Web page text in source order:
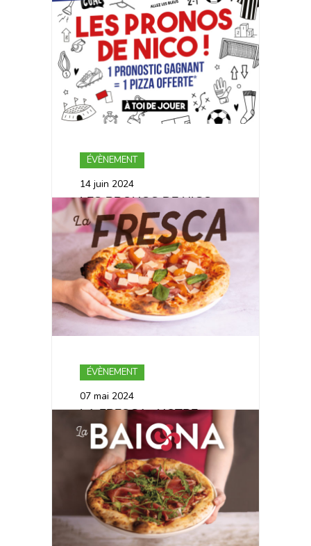
RETOUR CET ÉTÉ ☀️
ÉVÈNEMENT
14 juin 2024
LES PRONOS DE NICO :
LE JEU DIGITAL DE L’ÉTÉ
POUR L’EURO 2024 !
ÉVÈNEMENT
07 mai 2024
LA FRESCA : NOTRE
NOUVELLE PIZZA
ÉVÉNEMENTIELLE 🍑